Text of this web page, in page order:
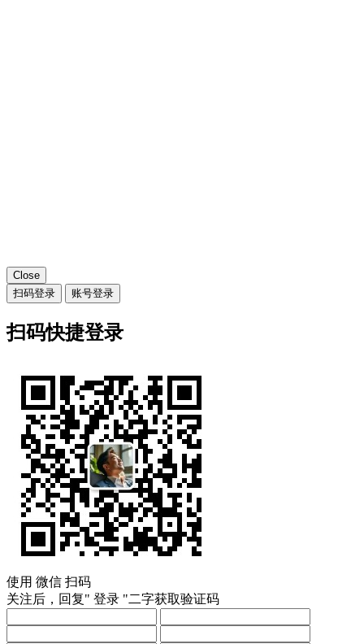
Close
扫码登录
账号登录
扫码快捷登录
使用 微信 扫码
关注后，回复" 登录 "二字获取验证码